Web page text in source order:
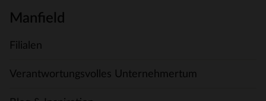
Manfield
Filialen
Verantwortungsvolles Unternehmertum